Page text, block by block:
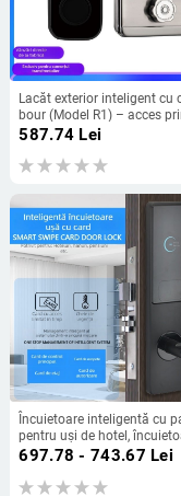
Lacăt exterior inteligent cu
bour (Model R1) – acces
amprentă, card sau parolă;
100000 de deblocări,
respingere falsă 0,15%;
DC; potrivit pentru uși din fie
587.74 Lei
Încuietoare inteligentă cu
pentru uși de hotel,
electronică cu card IC din
ușă din lemn pentru
zilnică cu gestionare
697.78 - 743.67 Lei